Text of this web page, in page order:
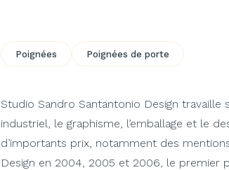
Poignées Poignées de porte
Studio Sandro Santantonio Design travaille
industriel, le graphisme, l’emballage et le
d’importants prix, notamment des
Design en 2004, 2005 et 2006, le premier